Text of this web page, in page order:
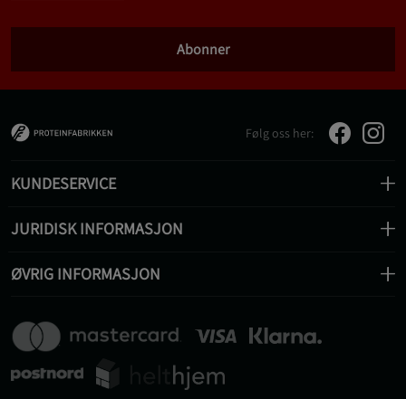
Abonner
Følg oss her:
KUNDESERVICE
JURIDISK INFORMASJON
ØVRIG INFORMASJON